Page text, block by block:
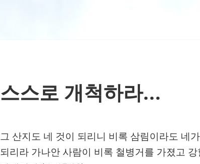
스스로 개척하라…
그 산지도 네 것이 되리니 비록 삼림이라도 네
되리라 가나안 사람이 비록 철병거를 가졌고